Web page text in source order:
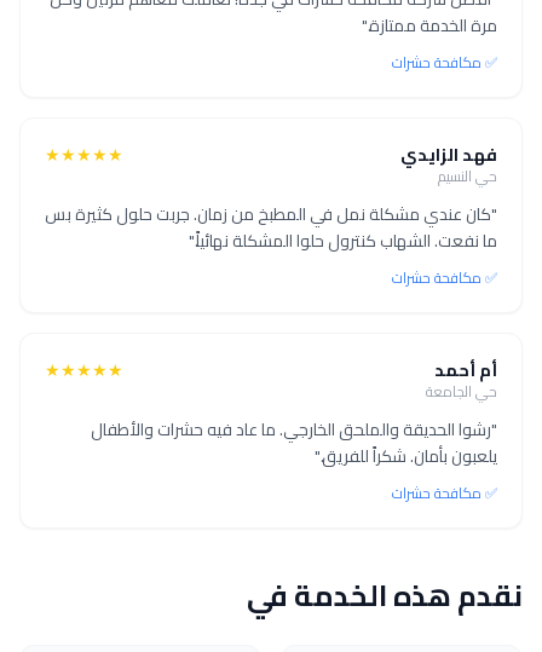
مرة الخدمة ممتازة."
✅ مكافحة حشرات
فهد الزايدي
حي النسيم
★★★★★
"كان عندي مشكلة نمل في المطبخ من زمان. جربت حلول كثيرة بس
ما نفعت. الشهاب كنترول حلوا المشكلة نهائياً."
✅ مكافحة حشرات
أم أحمد
حي الجامعة
★★★★★
"رشوا الحديقة والملحق الخارجي. ما عاد فيه حشرات والأطفال
يلعبون بأمان. شكراً للفريق."
✅ مكافحة حشرات
نقدم هذه الخدمة في